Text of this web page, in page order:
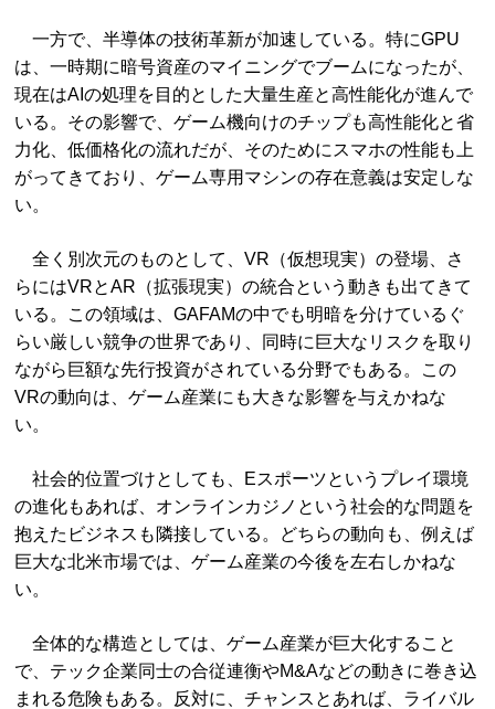
一方で、半導体の技術革新が加速している。特にGPU
は、一時期に暗号資産のマイニングでブームになったが、
現在はAIの処理を目的とした大量生産と高性能化が進んで
いる。その影響で、ゲーム機向けのチップも高性能化と省
力化、低価格化の流れだが、そのためにスマホの性能も上
がってきており、ゲーム専用マシンの存在意義は安定しな
い。
全く別次元のものとして、VR（仮想現実）の登場、さ
らにはVRとAR（拡張現実）の統合という動きも出てきて
いる。この領域は、GAFAMの中でも明暗を分けているぐ
らい厳しい競争の世界であり、同時に巨大なリスクを取り
ながら巨額な先行投資がされている分野でもある。この
VRの動向は、ゲーム産業にも大きな影響を与えかねな
い。
社会的位置づけとしても、Eスポーツというプレイ環境
の進化もあれば、オンラインカジノという社会的な問題を
抱えたビジネスも隣接している。どちらの動向も、例えば
巨大な北米市場では、ゲーム産業の今後を左右しかねな
い。
全体的な構造としては、ゲーム産業が巨大化すること
で、テック企業同士の合従連衡やM&Aなどの動きに巻き込
まれる危険もある。反対に、チャンスとあれば、ライバル